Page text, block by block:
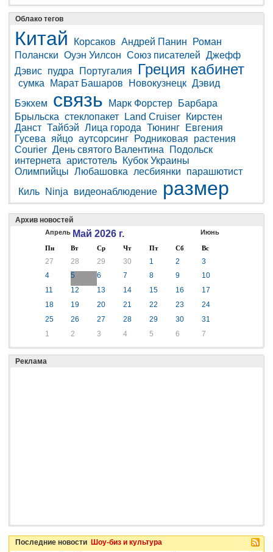
Облако тегов
Китай Корсаков Андрей Панин
Роман
Полански Оуэн Уилсон Союз писателей Джефф
Дэвис пудра Португалия Греция кабинет
сумка Марат Башаров Новокузнецк Дэвид
Бэкхем
связь Марк Форстер
Барбара
Брыльска стеклопакет Land Cruiser
Кирстен
Данст Тайбэй Лица города Тюнинг
Евгения
Гусева
яйцо аутсорсинг Родниковая
растения
Courier День святого Валентина
Подольск
интернета аристотель
Кубок Украины
Олимпийцы Любашовка лесбиянки
парашютист
Киль
Ninja видеонаблюдение размер
Архив новостей
Апрель Май 2026 г. Июнь
Пн Вт Ср Чт Пт Сб Вс
27 28 29 30 1 2
3
4
5 6 7 8 9
10
11
12 13 14 15 16
17
18
19 20 21 22 23
24
25
26 27 28 29 30
31
1
2 3 4 5 6 7
Реклама
Последние новости Шоу-биз и культура